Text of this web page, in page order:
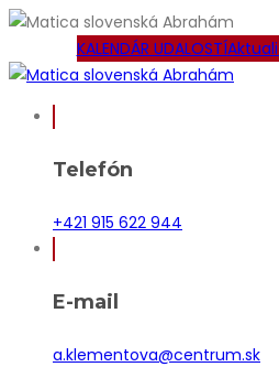
KALENDÁR UDALOSTÍ
Telefón
+421 915 622 944
E-mail
a.klementova@centrum.sk